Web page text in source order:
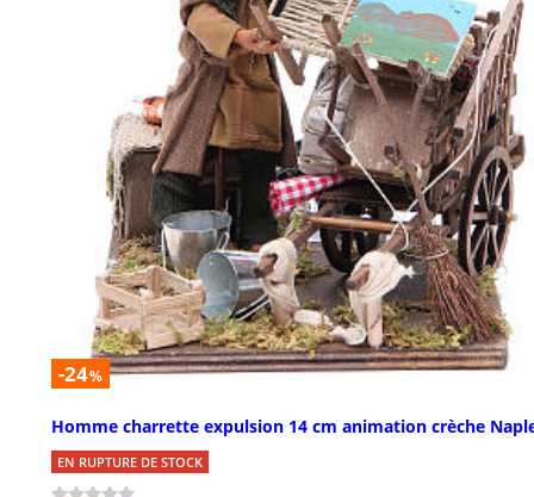
-24%
Homme charrette expulsion 14 cm animation crèche
EN RUPTURE DE STOCK